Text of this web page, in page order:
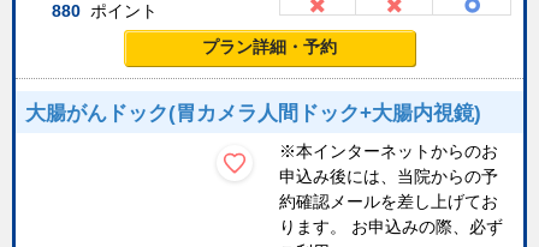
880 ポイント
プラン詳細・予約
大腸がんドック(胃カメラ人間ドック+大腸内視鏡)
※本インターネットからのお
申込み後には、当院からの予
約確認メールを差し上げてお
ります。 お申込みの際、必ず